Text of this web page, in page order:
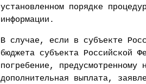
установленном порядке
информации.
В случае, если в субъекте
бюджета субъекта Российской
погребение, предусмотренному
дополнительная выплата,